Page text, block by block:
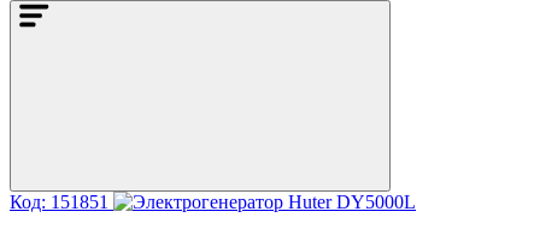
Код: 151851